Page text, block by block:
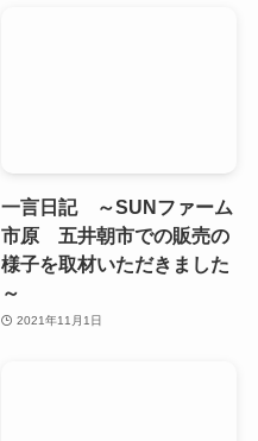
一言日記 ～SUNファーム
市原 五井朝市での販売の
様子を取材いただきました
～
2021年11月1日